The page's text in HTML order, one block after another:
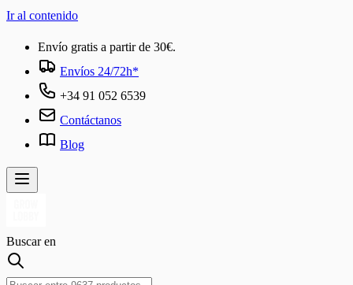
Ir al contenido
Envío gratis a partir de 30€.
Envíos 24/72h*
+34 91 052 6539
Contáctanos
Blog
Buscar en